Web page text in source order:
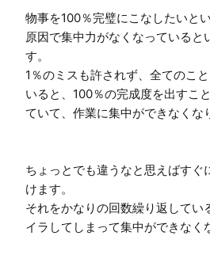
物事を100％完璧にこなしたいと
原因で集中力がなくなっていると
す。
1％のミスも許されず、全てのこ
いると、100％の完成度を出すこ
ていて、作業に集中ができなくな
ちょっとでも違うなと思えばすぐ
けます。
それをかなりの回数繰り返してい
イラしてしまって集中ができなく